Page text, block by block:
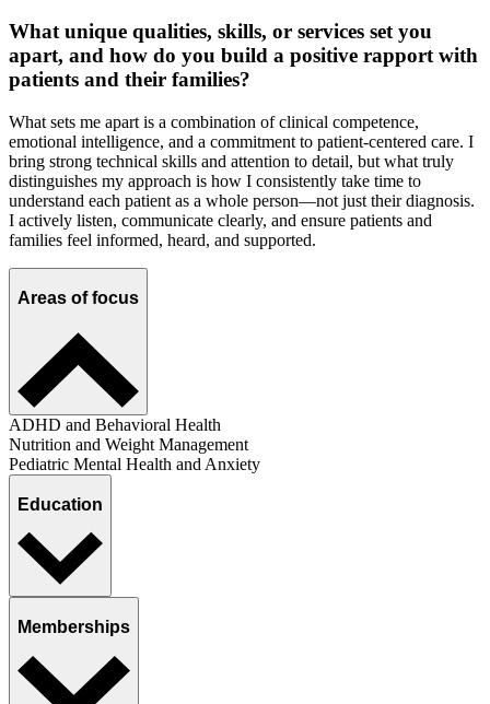
What unique qualities, skills, or services set you
apart, and how do you build a positive rapport with
patients and their families?
What sets me apart is a combination of clinical competence,
emotional intelligence, and a commitment to patient-centered care. I
bring strong technical skills and attention to detail, but what truly
distinguishes my approach is how I consistently take time to
understand each patient as a whole person—not just their diagnosis.
I actively listen, communicate clearly, and ensure patients and
families feel informed, heard, and supported.
Areas of focus
ADHD and Behavioral Health
Nutrition and Weight Management
Pediatric Mental Health and Anxiety
Education
Memberships